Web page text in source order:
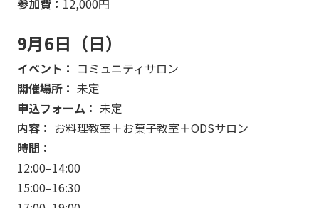
参加費： 12,000円
9月6日（日）
イベント： コミュニティサロン
開催場所： 未定
申込フォーム： 未定
内容： お料理教室＋お菓子教室＋ODSサロン
時間：
12:00–14:00
15:00–16:30